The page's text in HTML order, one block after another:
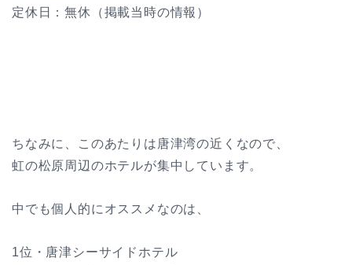
定休日：無休（掲載当時の情報）
ちなみに、このあたりは唐津湾の近くなので、
虹の松原周辺のホテルが集中しています。
中でも個人的にオススメなのは、
1位・唐津シーサイドホテル